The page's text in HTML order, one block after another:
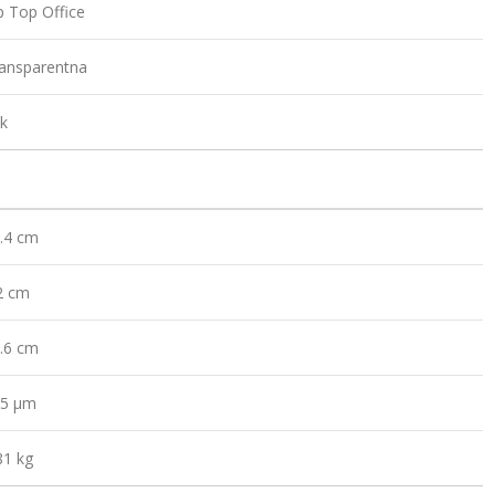
Top Office
cm
cm
cm
µm
kg